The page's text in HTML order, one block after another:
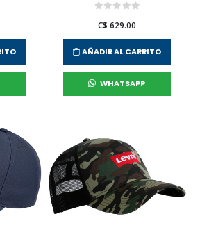
C$ 629.00
AÑADIR AL CARRITO
WHATSAPP